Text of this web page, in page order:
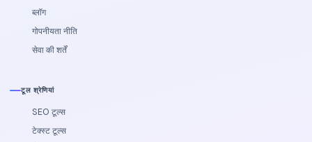
ब्लॉग
गोपनीयता नीति
सेवा की शर्तें
टूल श्रेणियां
SEO टूल्स
टेक्स्ट टूल्स